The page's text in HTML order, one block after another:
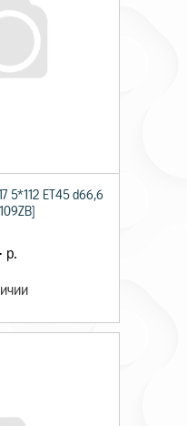
5*112 ET45 d66,6
р.